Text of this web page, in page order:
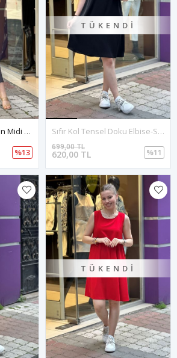
Askısı Ayarlanabilir Çan Midi Boy Elbise-Gri
%13
TÜKENDI
Sıfır Kol Tensel Doku Elbise-Siyah
620,00 TL
699,00 TL
%11
TÜKENDI